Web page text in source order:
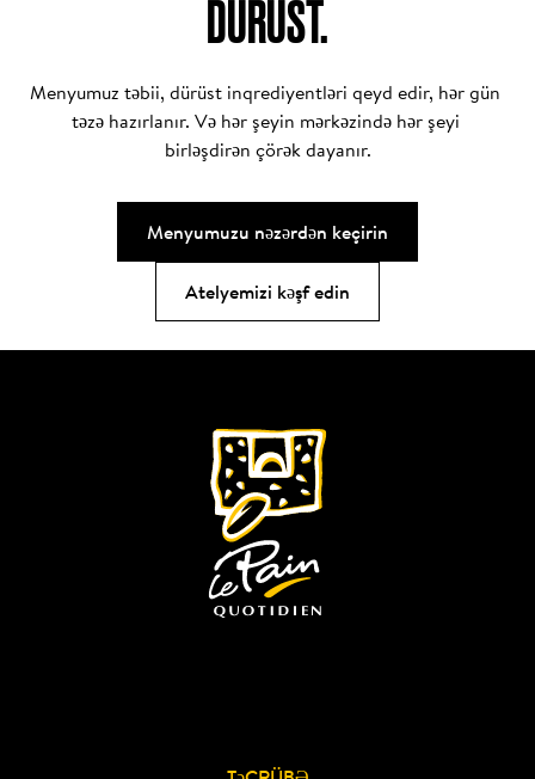
DÜRÜST.
Menyumuz təbii, dürüst inqrediyentləri qeyd edir, hər gün
təzə hazırlanır. Və hər şeyin mərkəzində hər şeyi
birləşdirən çörək dayanır.
Menyumuzu nəzərdən keçirin
Atelyemizi kəşf edin